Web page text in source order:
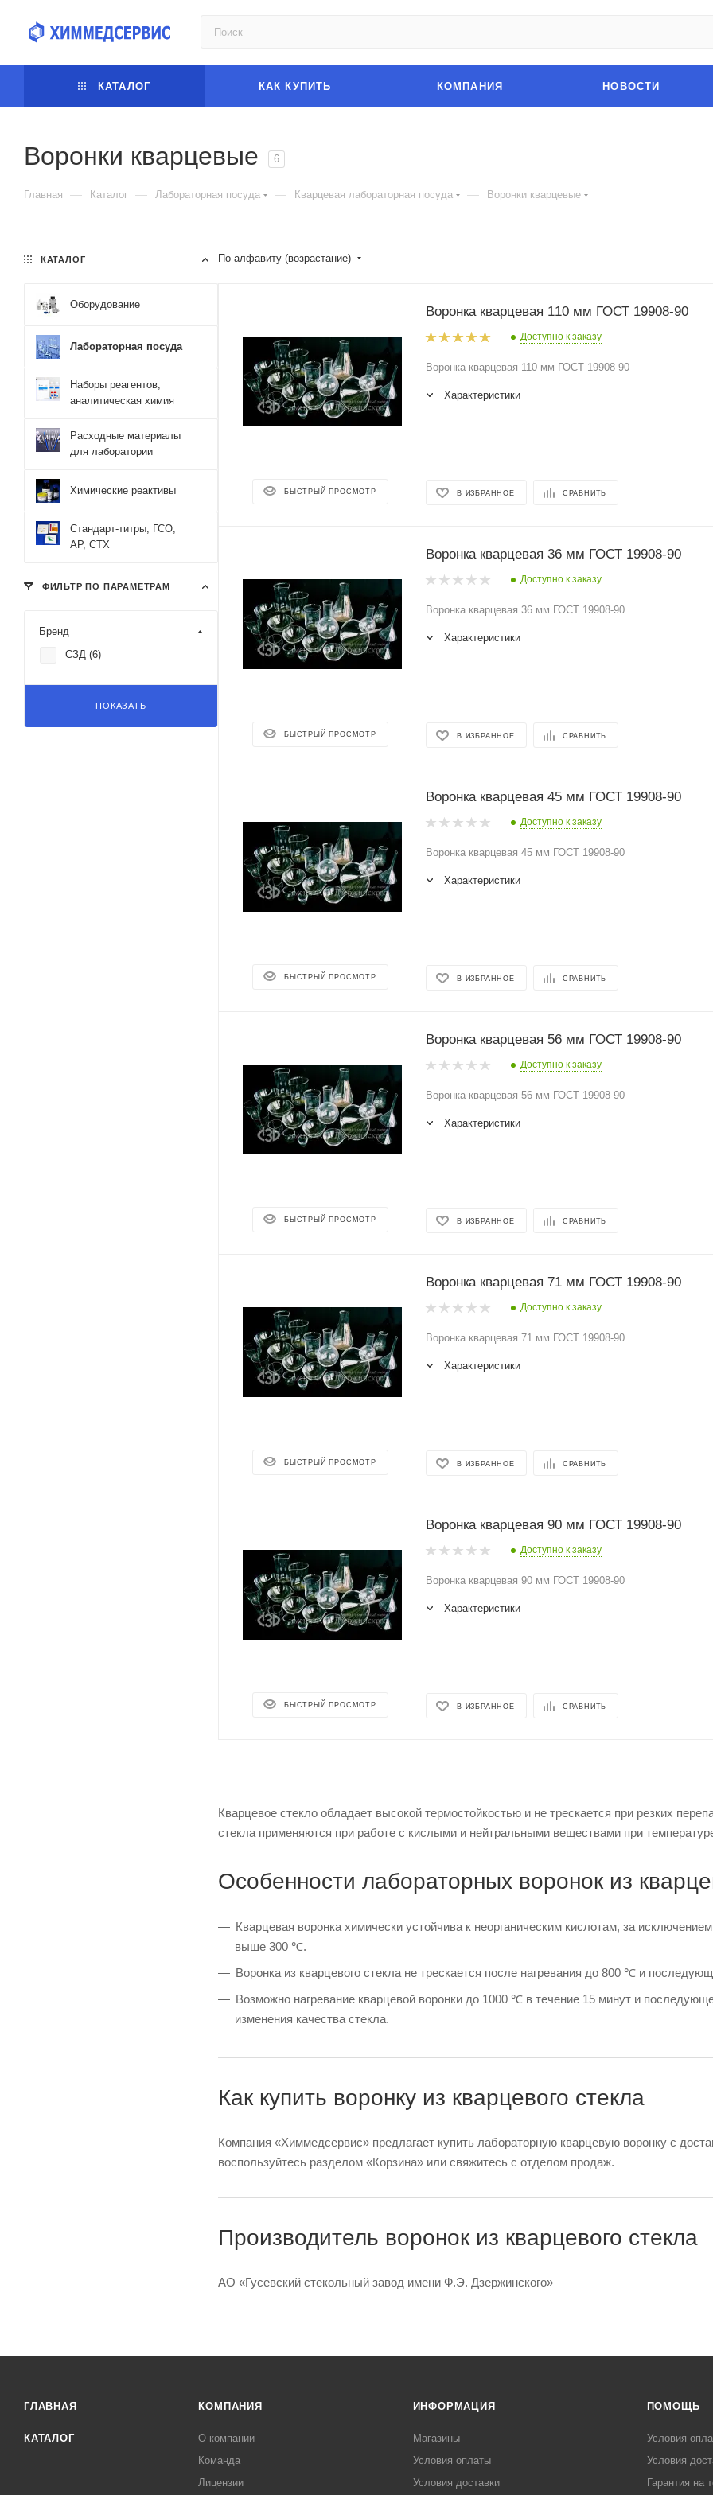
КАТАЛОГ КАК КУПИТЬ КОМПАНИЯ НОВОСТИ
Воронки кварцевые 6
Главная — Каталог — Лабораторная посуда — Кварцевая лабораторная посуда — Воронки кварцевые
По алфавиту (возрастание)
БЫСТРЫЙ ПРОСМОТР
Воронка кварцевая 110 мм ГОСТ 19908-90
Доступно к заказу
Воронка кварцевая 110 мм ГОСТ 19908-90
Характеристики
В ИЗБРАННОЕ СРАВНИТЬ
БЫСТРЫЙ ПРОСМОТР
Воронка кварцевая 36 мм ГОСТ 19908-90
Доступно к заказу
Воронка кварцевая 36 мм ГОСТ 19908-90
Характеристики
В ИЗБРАННОЕ СРАВНИТЬ
БЫСТРЫЙ ПРОСМОТР
Воронка кварцевая 45 мм ГОСТ 19908-90
Доступно к заказу
Воронка кварцевая 45 мм ГОСТ 19908-90
Характеристики
В ИЗБРАННОЕ СРАВНИТЬ
БЫСТРЫЙ ПРОСМОТР
Воронка кварцевая 56 мм ГОСТ 19908-90
Доступно к заказу
Воронка кварцевая 56 мм ГОСТ 19908-90
Характеристики
В ИЗБРАННОЕ СРАВНИТЬ
БЫСТРЫЙ ПРОСМОТР
Воронка кварцевая 71 мм ГОСТ 19908-90
Доступно к заказу
Воронка кварцевая 71 мм ГОСТ 19908-90
Характеристики
В ИЗБРАННОЕ СРАВНИТЬ
БЫСТРЫЙ ПРОСМОТР
Воронка кварцевая 90 мм ГОСТ 19908-90
Доступно к заказу
Воронка кварцевая 90 мм ГОСТ 19908-90
Характеристики
В ИЗБРАННОЕ СРАВНИТЬ
Кварцевое стекло обладает высокой термостойкостью и не трескается при резких
стекла применяются при работе с кислыми и нейтральными веществами при
Особенности лабораторных воронок из
Кварцевая воронка химически устойчива к неорганическим кислотам, за
выше 300 ℃.
Воронка из кварцевого стекла не трескается после нагревания до 800 ℃ и
Возможно нагревание кварцевой воронки до 1000 ℃ в течение 15 минут и
изменения качества стекла.
Как купить воронку из кварцевого стекла
Компания «Химмедсервис» предлагает купить лабораторную кварцевую воронку с
воспользуйтесь разделом «Корзина» или свяжитесь с отделом продаж.
Производитель воронок из кварцевого стекла
АО «Гусевский стекольный завод имени Ф.Э. Дзержинского»
КАТАЛОГ
Оборудование
Лабораторная посуда
Наборы реагентов,
аналитическая химия
Расходные материалы
для лаборатории
Химические реактивы
Стандарт-титры, ГСО,
АР, СТХ
ФИЛЬТР ПО ПАРАМЕТРАМ
Бренд
СЗД (6)
ПОКАЗАТЬ
ГЛАВНАЯ
КАТАЛОГ
КОМПАНИЯ
О компании
Команда
Лицензии
ИНФОРМАЦИЯ
Магазины
Условия оплаты
Условия доставки
ПОМОЩЬ
Условия
Условия
Гарантия на